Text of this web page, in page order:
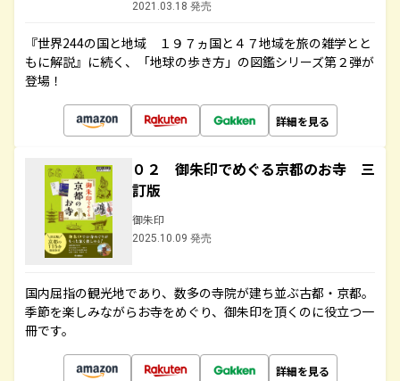
2021.03.18 発売
『世界244の国と地域 １９７ヵ国と４７地域を旅の雑学とと
もに解説』に続く、「地球の歩き方」の図鑑シリーズ第２弾が
登場！
詳細を見る
０２ 御朱印でめぐる京都のお寺 三
訂版
御朱印
2025.10.09 発売
国内屈指の観光地であり、数多の寺院が建ち並ぶ古都・京都。
季節を楽しみながらお寺をめぐり、御朱印を頂くのに役立つ一
冊です。
詳細を見る